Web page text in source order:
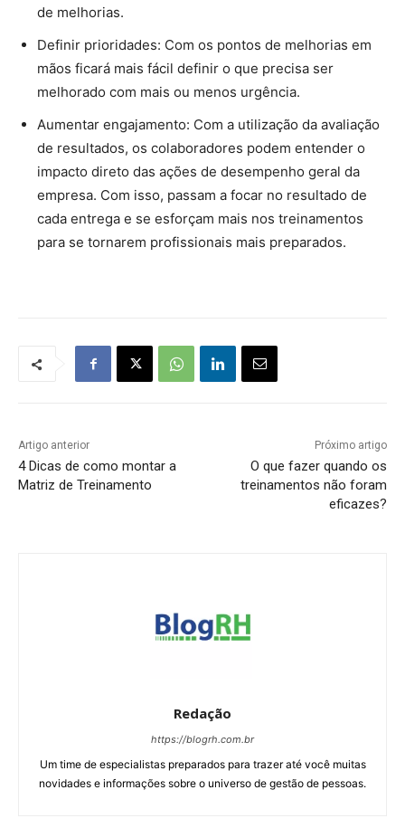
de melhorias.
Definir prioridades: Com os pontos de melhorias em
mãos ficará mais fácil definir o que precisa ser
melhorado com mais ou menos urgência.
Aumentar engajamento: Com a utilização da avaliação
de resultados, os colaboradores podem entender o
impacto direto das ações de desempenho geral da
empresa. Com isso, passam a focar no resultado de
cada entrega e se esforçam mais nos treinamentos
para se tornarem profissionais mais preparados.
Artigo anterior
4 Dicas de como montar a
Matriz de Treinamento
Próximo artigo
O que fazer quando os
treinamentos não foram
eficazes?
Redação
https://blogrh.com.br
Um time de especialistas preparados para trazer até você muitas
novidades e informações sobre o universo de gestão de pessoas.